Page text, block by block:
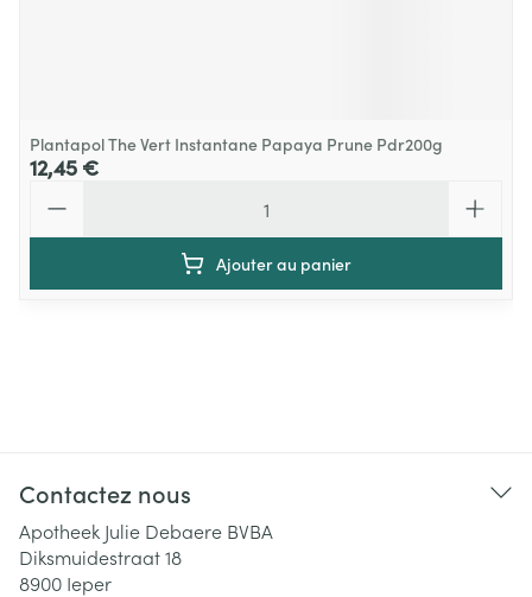
Plantapol The Vert Instantane Papaya Prune Pdr200g
12,45 €
Ajouter au panier
Contactez nous
Apotheek Julie Debaere BVBA
Diksmuidestraat 18
8900 Ieper